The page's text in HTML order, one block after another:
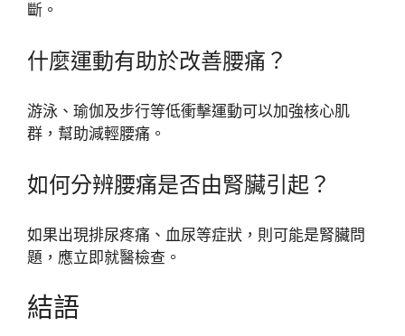
斷。
什麼運動有助於改善腰痛？
游泳、瑜伽及步行等低衝擊運動可以加強核心肌
群，幫助減輕腰痛。
如何分辨腰痛是否由腎臟引起？
如果出現排尿疼痛、血尿等症狀，則可能是腎臟問
題，應立即就醫檢查。
結語